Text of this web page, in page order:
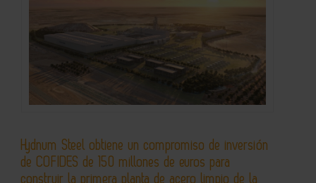
Hydnum Steel obtiene un compromiso de inversión
de COFIDES de 150 millones de euros para
construir la primera planta de acero limpio de la